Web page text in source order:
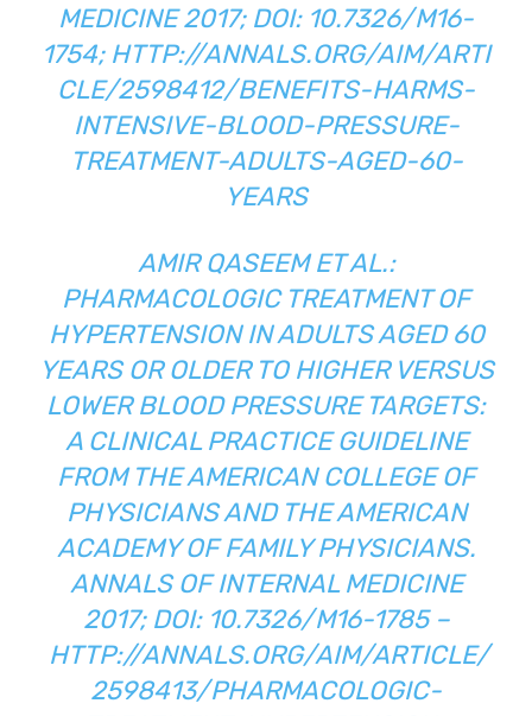
MEDICINE 2017; DOI: 10.7326/M16-
1754; HTTP://ANNALS.ORG/AIM/ARTI
CLE/2598412/BENEFITS-HARMS-
INTENSIVE-BLOOD-PRESSURE-
TREATMENT-ADULTS-AGED-60-
YEARS
AMIR QASEEM ET AL.:
PHARMACOLOGIC TREATMENT OF
HYPERTENSION IN ADULTS AGED 60
YEARS OR OLDER TO HIGHER VERSUS
LOWER BLOOD PRESSURE TARGETS:
A CLINICAL PRACTICE GUIDELINE
FROM THE AMERICAN COLLEGE OF
PHYSICIANS AND THE AMERICAN
ACADEMY OF FAMILY PHYSICIANS.
ANNALS OF INTERNAL MEDICINE
2017; DOI: 10.7326/M16-1785 –
HTTP://ANNALS.ORG/AIM/ARTICLE/
2598413/PHARMACOLOGIC-